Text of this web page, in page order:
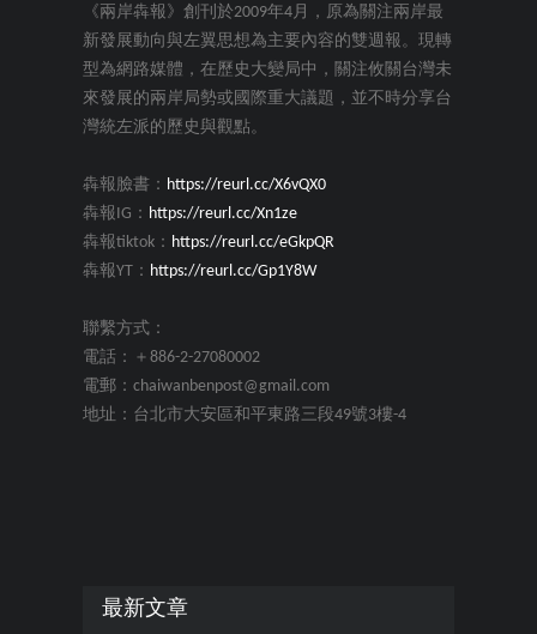
《兩岸犇報》創刊於2009年4月，原為關注兩岸最
新發展動向與左翼思想為主要內容的雙週報。現轉
型為網路媒體，在歷史大變局中，關注攸關台灣未
來發展的兩岸局勢或國際重大議題，並不時分享台
灣統左派的歷史與觀點。
犇報臉書： https://reurl.cc/X6vQX0
犇報IG： https://reurl.cc/Xn1ze
犇報tiktok： https://reurl.cc/eGkpQR
犇報YT： https://reurl.cc/Gp1Y8W
聯繫方式：
電話：＋886-2-27080002
電郵：chaiwanbenpost@gmail.com
地址：台北市大安區和平東路三段49號3樓-4
最新文章